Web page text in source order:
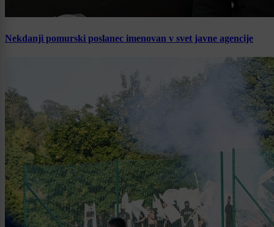
Nekdanji pomurski poslanec imenovan v svet javne agencije